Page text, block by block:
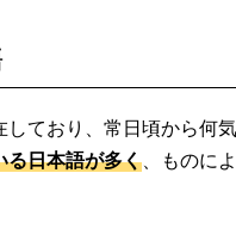
ており、常日頃から何
る日本語が多く 、ものに